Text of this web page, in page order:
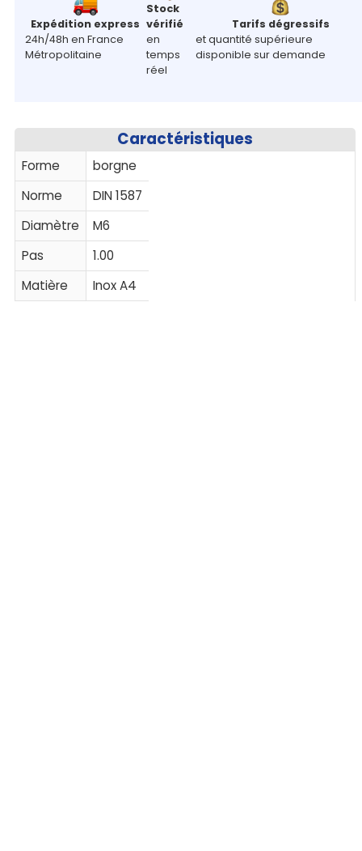
Expédition express
24h/48h en France
Métropolitaine
Stock
vérifié
en
temps
réel
Tarifs dégressifs
et quantité supérieure
disponible sur demande
Caractéristiques
Forme
borgne
Norme
DIN 1587
Diamètre
M6
Pas
1.00
Matière
Inox A4